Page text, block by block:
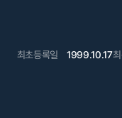
최초등록일 1999.10.17